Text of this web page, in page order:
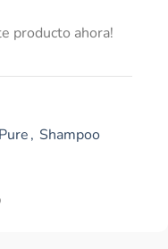
producto ahora!
, Shampoo